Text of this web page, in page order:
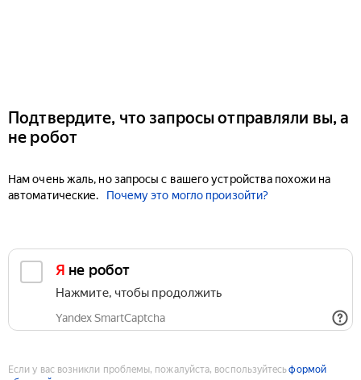
Подтвердите, что запросы отправляли вы, а
не робот
Нам очень жаль, но запросы с вашего устройства похожи на
автоматические.
Почему это могло произойти?
Я не робот
Нажмите, чтобы продолжить
Yandex SmartCaptcha
Если у вас возникли проблемы, пожалуйста, воспользуйтесьформой